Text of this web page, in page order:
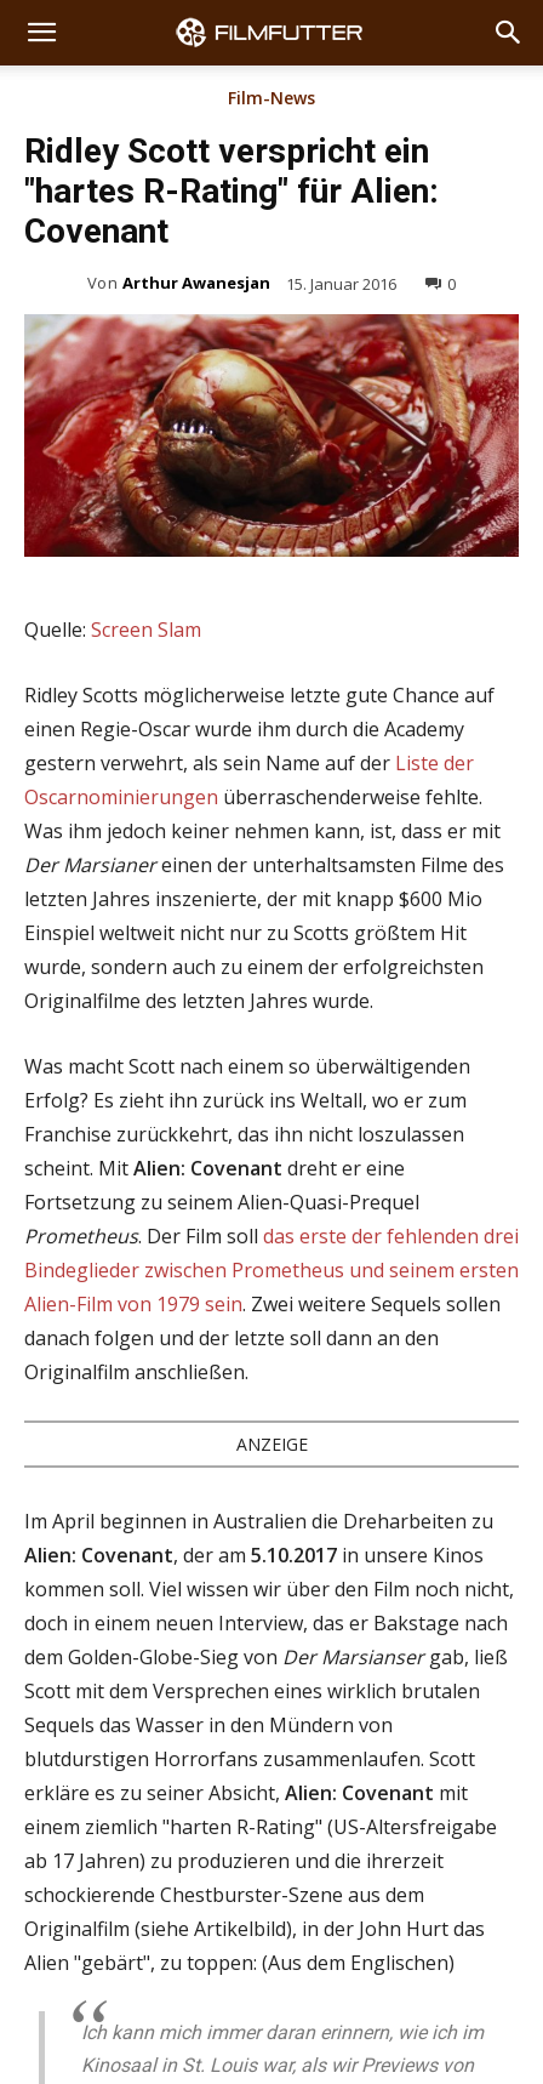
Film-News
Ridley Scott verspricht ein
"hartes R-Rating" für Alien:
Covenant
Von Arthur Awanesjan 15. Januar 2016 0
Quelle: Screen Slam
Ridley Scotts möglicherweise letzte gute Chance auf
einen Regie-Oscar wurde ihm durch die Academy
gestern verwehrt, als sein Name auf der Liste der
Oscarnominierungen überraschenderweise fehlte.
Was ihm jedoch keiner nehmen kann, ist, dass er mit
Der Marsianereinen der unterhaltsamsten Filme des
letzten Jahres inszenierte, der mit knapp $600 Mio
Einspiel weltweit nicht nur zu Scotts größtem Hit
wurde, sondern auch zu einem der erfolgreichsten
Originalfilme des letzten Jahres wurde.
Was macht Scott nach einem so überwältigenden
Erfolg? Es zieht ihn zurück ins Weltall, wo er zum
Franchise zurückkehrt, das ihn nicht loszulassen
scheint. MitAlien: Covenant dreht er eine
Fortsetzung zu seinem Alien-Quasi-Prequel
Prometheus. Der Film soll das erste der fehlenden drei
Bindeglieder zwischen Prometheus und seinem ersten
Alien-Film von 1979 sein. Zwei weitere Sequels sollen
danach folgen und der letzte soll dann an den
Originalfilm anschließen.
ANZEIGE
Im April beginnen in Australien die Dreharbeiten zu
Alien: Covenant, der am 5.10.2017 in unsere Kinos
kommen soll. Viel wissen wir über den Film noch nicht,
doch in einem neuen Interview, das er Bakstage nach
dem Golden-Globe-Sieg von Der Marsiansergab, ließ
Scott mit dem Versprechen eines wirklich brutalen
Sequels das Wasser in den Mündern von
blutdurstigen Horrorfans zusammenlaufen. Scott
erkläre es zu seiner Absicht, Alien: Covenant mit
einem ziemlich "harten R-Rating" (US-Altersfreigabe
ab 17 Jahren) zu produzieren und die ihrerzeit
schockierende Chestburster-Szene aus dem
Originalfilm (siehe Artikelbild), in der John Hurt das
Alien "gebärt", zu toppen: (Aus dem Englischen)
Ich kann mich immer daran erinnern, wie ich im
Kinosaal in St. Louis war, als wir Previews von